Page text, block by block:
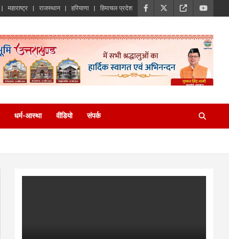
महाराष्ट्र राजस्थान हरियाणा हिमाचल प्रदेश
धर्म-आस्था वीडियो संपर्क